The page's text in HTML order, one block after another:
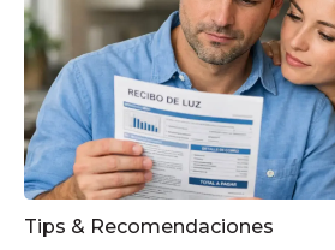
Tips & Recomendaciones